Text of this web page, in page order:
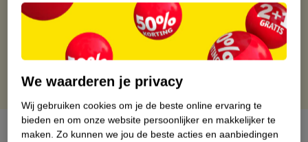
Gratis thuisbezorgd
Gratis retourneren via verkooppartner.
Gratis punten met je Kruidvat kaart
Over dit product
We waarderen je privacy
Wij gebruiken cookies om je de beste online ervaring te
bieden en om onze website persoonlijker en makkelijker te
maken. Zo kunnen we jou de beste acties en aanbiedingen